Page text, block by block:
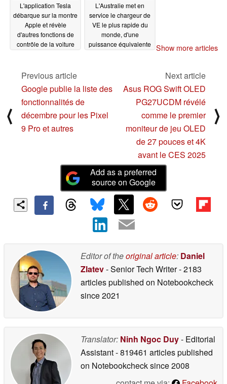
L'application Tesla
débarque sur la montre
Apple et révèle
d'autres fonctions de
contrôle de la voiture
L'Australie met en
service le chargeur de
VE le plus rapide du
monde, d'une
puissance équivalente Show more articles
⟨
Previous article
Google publie la liste des
fonctionnalités de
décembre pour les Pixel
9 Pro et autres
Next article
Asus ROG Swift OLED
PG27UCDM révélé
comme le premier
moniteur de jeu OLED
de 27 pouces et 4K
avant le CES 2025
⟩
Add as a preferred
source on Google
Editor of theoriginal article: Daniel
Zlatev- Senior Tech Writer- 2183
articles published on Notebookcheck
since 2021
Translator: Ninh Ngoc Duy- Editorial
Assistant- 819461 articles published
on Notebookchecksince 2008